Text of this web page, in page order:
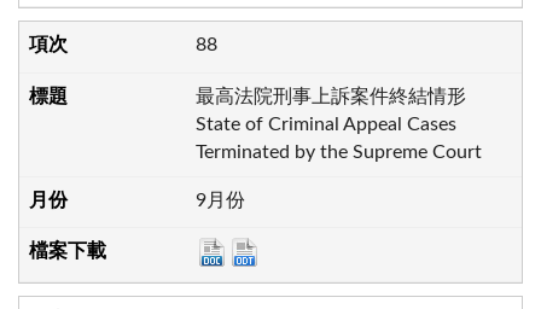
88
最高法院刑事上訴案件終結情形
State of Criminal Appeal Cases
Terminated by the Supreme Court
9月份